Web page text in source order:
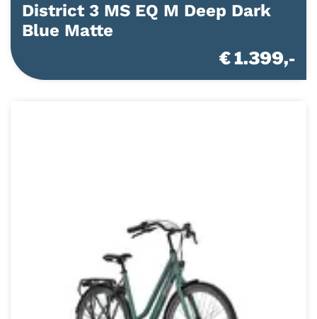
District 3 MS EQ M Deep Dark
Blue Matte
€ 1.399,-